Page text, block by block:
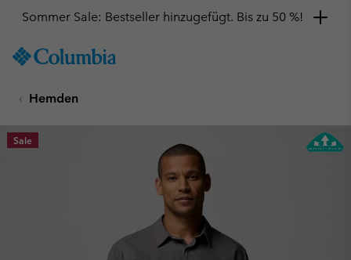
TO
SKIP
MAIN
NAV
Sommer Sale: Bestseller hinzugefügt. Bis zu 50 %!
Hemden
Sale